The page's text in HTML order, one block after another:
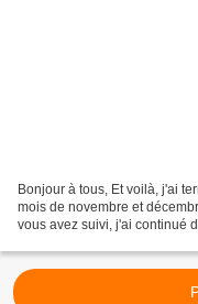
Bonjour à tous, Et voilà, j'ai
mois de novembre et
vous avez suivi, j'ai continué